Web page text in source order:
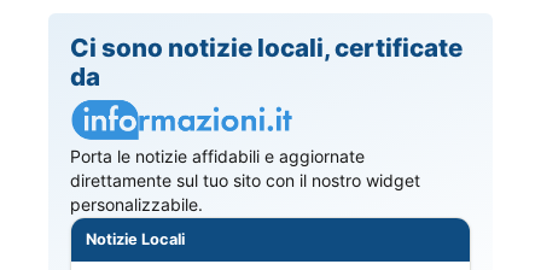
Ci sono notizie locali, certificate
da
Porta le notizie affidabili e aggiornate
direttamente sul tuo sito con il nostro widget
personalizzabile.
Notizie Locali